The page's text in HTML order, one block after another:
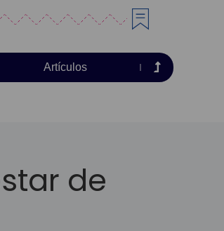
Artículos
de